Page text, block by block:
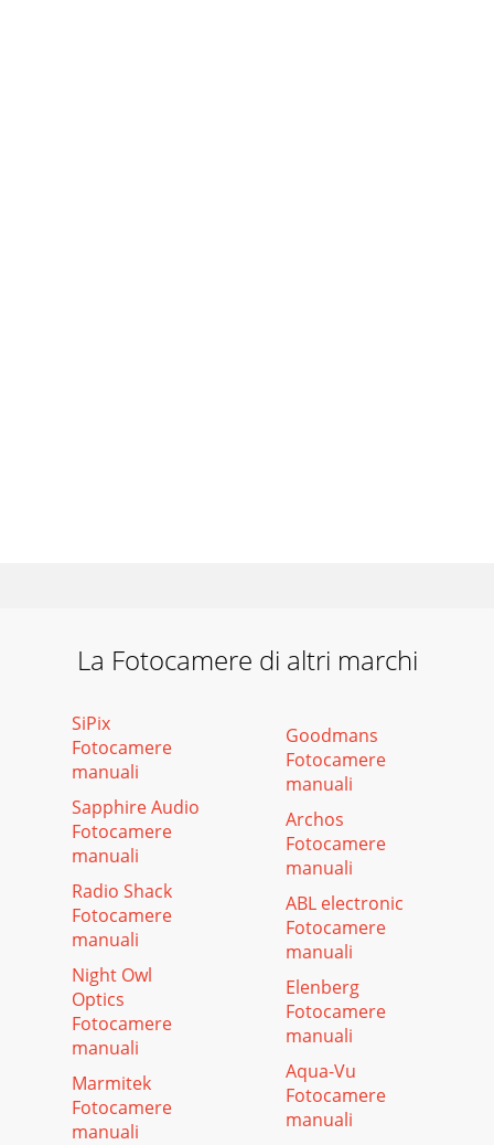
La Fotocamere di altri marchi
SiPix
Fotocamere
manuali
Sapphire Audio
Fotocamere
manuali
Radio Shack
Fotocamere
manuali
Night Owl
Optics
Fotocamere
manuali
Marmitek
Fotocamere
manuali
Goodmans
Fotocamere
manuali
Archos
Fotocamere
manuali
ABL electronic
Fotocamere
manuali
Elenberg
Fotocamere
manuali
Aqua-Vu
Fotocamere
manuali